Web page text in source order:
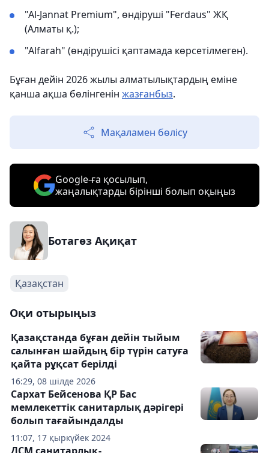
"Al-Jannat Premium", өндіруші "Ferdaus" ЖҚ
(Алматы қ.);
"Alfarah" (өндірушісі қаптамада көрсетілмеген).
Бұған дейін 2026 жылы алматылықтардың еміне
қанша ақша бөлінгенін жазғанбыз.
Мақаламен бөлісу
Google-ға қосылып,
жаңалықтарды бірінші болып оқыңыз
Ботагөз Ақиқат
Қазақстан
Оқи отырыңыз
16:29, 08 шілде 2026
Қазақстанда бұған дейін тыйым
салынған шайдың бір түрін сатуға
қайта рұқсат берілді
11:07, 17 қыркүйек 2024
Сархат Бейсенова ҚР Бас
мемлекеттік санитарлық дәрігері
болып тағайындалды